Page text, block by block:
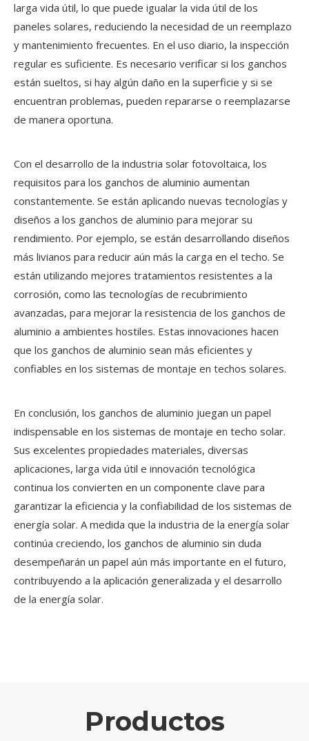
larga vida útil, lo que puede igualar la vida útil de los
paneles solares, reduciendo la necesidad de un reemplazo
y mantenimiento frecuentes. En el uso diario, la inspección
regular es suficiente. Es necesario verificar si los ganchos
están sueltos, si hay algún daño en la superficie y si se
encuentran problemas, pueden repararse o reemplazarse
de manera oportuna.
Con el desarrollo de la industria solar fotovoltaica, los
requisitos para los ganchos de aluminio aumentan
constantemente. Se están aplicando nuevas tecnologías y
diseños a los ganchos de aluminio para mejorar su
rendimiento. Por ejemplo, se están desarrollando diseños
más livianos para reducir aún más la carga en el techo. Se
están utilizando mejores tratamientos resistentes a la
corrosión, como las tecnologías de recubrimiento
avanzadas, para mejorar la resistencia de los ganchos de
aluminio a ambientes hostiles. Estas innovaciones hacen
que los ganchos de aluminio sean más eficientes y
confiables en los sistemas de montaje en techos solares.
En conclusión, los ganchos de aluminio juegan un papel
indispensable en los sistemas de montaje en techo solar.
Sus excelentes propiedades materiales, diversas
aplicaciones, larga vida útil e innovación tecnológica
continua los convierten en un componente clave para
garantizar la eficiencia y la confiabilidad de los sistemas de
energía solar. A medida que la industria de la energía solar
continúa creciendo, los ganchos de aluminio sin duda
desempeñarán un papel aún más importante en el futuro,
contribuyendo a la aplicación generalizada y el desarrollo
de la energía solar.
Productos